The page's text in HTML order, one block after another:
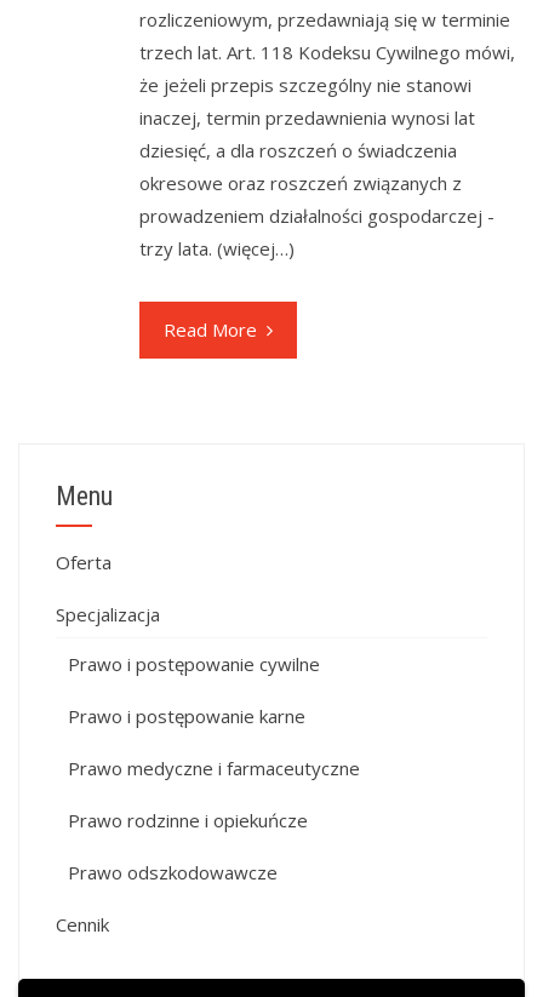
rozliczeniowym, przedawniają się w terminie
trzech lat. Art. 118 Kodeksu Cywilnego mówi,
że jeżeli przepis szczególny nie stanowi
inaczej, termin przedawnienia wynosi lat
dziesięć, a dla roszczeń o świadczenia
okresowe oraz roszczeń związanych z
prowadzeniem działalności gospodarczej -
trzy lata. (więcej…)
Read More
Menu
Oferta
Specjalizacja
Prawo i postępowanie cywilne
Prawo i postępowanie karne
Prawo medyczne i farmaceutyczne
Prawo rodzinne i opiekuńcze
Prawo odszkodowawcze
Cennik